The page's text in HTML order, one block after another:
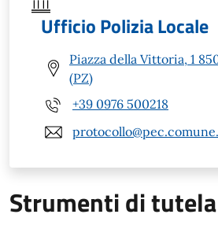
Ufficio Polizia Locale
Piazza della Vittoria, 1
(PZ)
+39 0976 500218
Strumenti di tutela